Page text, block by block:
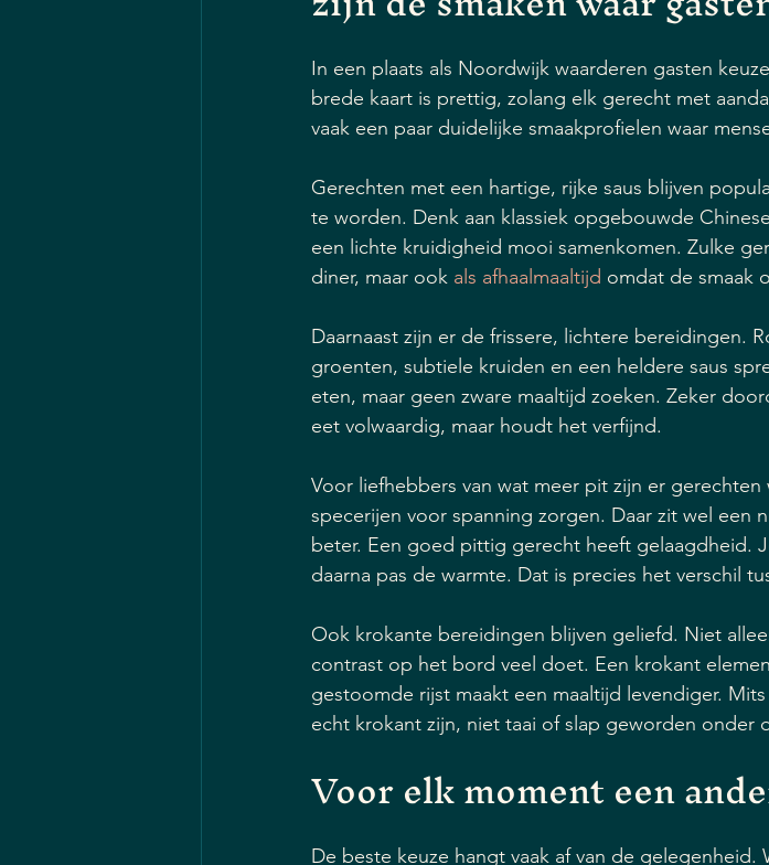
In een plaats als Noordwijk waarderen gasten
brede kaart is prettig, zolang elk gerecht met
vaak een paar duidelijke smaakprofielen waar
Gerechten met een hartige, rijke saus blijven
te worden. Denk aan klassiek opgebouwde
een lichte kruidigheid mooi samenkomen. Zulke
diner, maar ook als afhaalmaaltijd omdat de smaak
Daarnaast zijn er de frissere, lichtere bereidingen.
groenten, subtiele kruiden en een heldere saus
eten, maar geen zware maaltijd zoeken. Zeker
eet volwaardig, maar houdt het verfijnd.
Voor liefhebbers van wat meer pit zijn er
specerijen voor spanning zorgen. Daar zit wel een
beter. Een goed pittig gerecht heeft gelaagdheid.
daarna pas de warmte. Dat is precies het verschil
Ook krokante bereidingen blijven geliefd. Niet
contrast op het bord veel doet. Een krokant
gestoomde rijst maakt een maaltijd levendiger.
echt krokant zijn, niet taai of slap geworden onder
Voor elk moment een
De beste keuze hangt vaak af van de